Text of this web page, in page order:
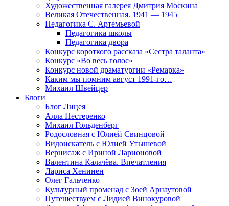
Художественная галерея Дмитрия Москина
Великая Отечественная. 1941 — 1945
Педагогика С. Артемьевой
Педагогика школы
Педагогика двора
Конкурс короткого рассказа «Сестра таланта»
Конкурс «Во весь голос»
Конкурс новой драматургии «Ремарка»
Каким мы помним август 1991-го…
Михаил Швейцер
Блоги
Блог Лицея
Алла Нестеренко
Михаил Гольденберг
Родословная с Юлией Свинцовой
Видоискатель с Юлией Утышевой
Вернисаж с Ириной Ларионовой
Валентина Калачёва. Впечатления
Лариса Хенинен
Олег Гальченко
Культурный променад с Зоей Арнаутовой
Путешествуем с Лидией Винокуровой